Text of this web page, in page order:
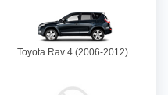
Toyota Rav 4 (2006-2012)